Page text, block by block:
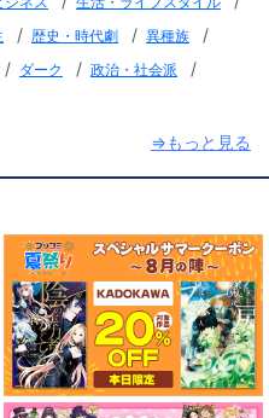
/ 歴史・時代劇 / 異種族 /
/ ダーク / 政治・社会派 /
⇒もっと見る